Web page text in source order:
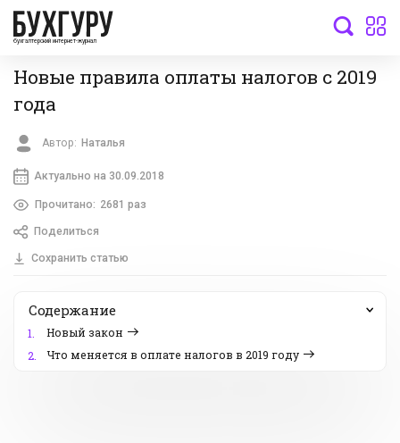
бухгалтерский интернет-журнал
Новые правила оплаты налогов с 2019
года
Автор: Наталья
Актуально на 30.09.2018
Прочитано: 2681 раз
Поделиться
Сохранить статью
Содержание
1.
Новый закон
2.
Что меняется в оплате налогов в 2019 году